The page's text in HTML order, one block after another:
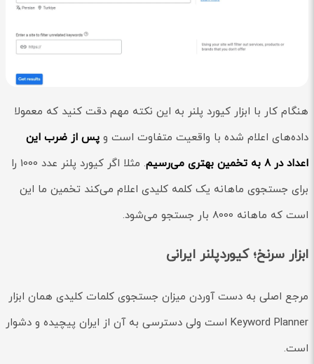
هنگام کار با ابزار کیورد پلنر به این نکته مهم دقت کنید که معمولا
داده‌های اعلام شده با واقعیت متفاوت است و پس از ضرب این
اعداد در 8 به تخمین بهتری می‌رسیم
. مثلا اگر کیورد پلنر عدد 1000 را
برای جستجوی ماهانه یک کلمه کلیدی اعلام می‌کند تخمین ما این
است که ماهانه 8000 بار جستجو می‌شود.
ابزار سرنخ؛ کیوردپلنر ایرانی
مرجع اصلی به دست آوردن میزان جستجوی کلمات کلیدی همان ابزار
Keyword Planner است ولی دسترسی به آن از ایران پیچیده و دشوار
است.